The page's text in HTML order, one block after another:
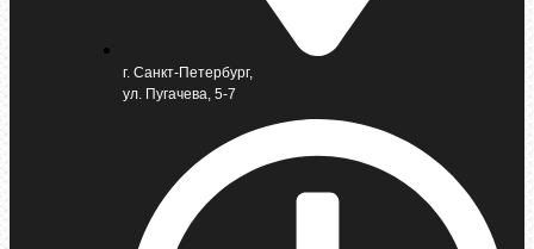
г. Санкт-Петербург,
ул. Пугачева, 5-7